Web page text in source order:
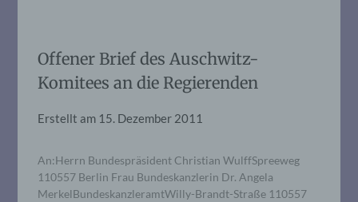
Offener Brief des Auschwitz-
Komitees an die Regierenden
Erstellt am 15. Dezember 2011
An:Herrn Bundespräsident Christian WulffSpreeweg
110557 Berlin Frau Bundeskanzlerin Dr. Angela
MerkelBundeskanzleramtWilly-Brandt-Straße 110557